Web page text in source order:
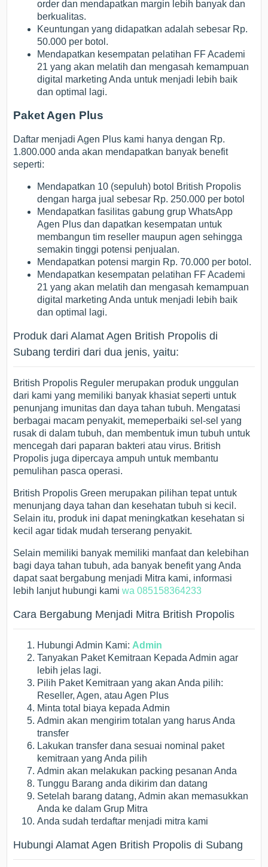
order dan mendapatkan margin lebih banyak dan
berkualitas.
Keuntungan yang didapatkan adalah sebesar Rp.
50.000 per botol.
Mendapatkan kesempatan pelatihan FF Academi
21 yang akan melatih dan mengasah kemampuan
digital marketing Anda untuk menjadi lebih baik
dan optimal lagi.
Paket Agen Plus
Daftar menjadi Agen Plus kami hanya dengan Rp.
1.800.000 anda akan mendapatkan banyak benefit
seperti:
Mendapatkan 10 (sepuluh) botol British Propolis
dengan harga jual sebesar Rp. 250.000 per botol
Mendapatkan fasilitas gabung grup WhatsApp
Agen Plus dan dapatkan kesempatan untuk
membangun tim reseller maupun agen sehingga
semakin tinggi potensi penjualan.
Mendapatkan potensi margin Rp. 70.000 per botol.
Mendapatkan kesempatan pelatihan FF Academi
21 yang akan melatih dan mengasah kemampuan
digital marketing Anda untuk menjadi lebih baik
dan optimal lagi.
Produk dari Alamat Agen British Propolis di
Subang terdiri dari dua jenis, yaitu:
British Propolis Reguler merupakan produk unggulan
dari kami yang memiliki banyak khasiat seperti untuk
penunjang imunitas dan daya tahan tubuh. Mengatasi
berbagai macam penyakit, memeperbaiki sel-sel yang
rusak di dalam tubuh, dan membentuk imun tubuh untuk
mencegah dari paparan bakteri atau virus. British
Propolis juga dipercaya ampuh untuk membantu
pemulihan pasca operasi.
British Propolis Green merupakan pilihan tepat untuk
menunjang daya tahan dan kesehatan tubuh si kecil.
Selain itu, produk ini dapat meningkatkan kesehatan si
kecil agar tidak mudah terserang penyakit.
Selain memiliki banyak memiliki manfaat dan kelebihan
bagi daya tahan tubuh, ada banyak benefit yang Anda
dapat saat bergabung menjadi Mitra kami, informasi
lebih lanjut hubungi kamiwa 085158364233
Cara Bergabung Menjadi Mitra British Propolis
Hubungi Admin Kami: Admin
Tanyakan Paket Kemitraan Kepada Admin agar
lebih jelas lagi.
Pilih Paket Kemitraan yang akan Anda pilih:
Reseller, Agen, atau Agen Plus
Minta total biaya kepada Admin
Admin akan mengirim totalan yang harus Anda
transfer
Lakukan transfer dana sesuai nominal paket
kemitraan yang Anda pilih
Admin akan melakukan packing pesanan Anda
Tunggu Barang anda dikirim dan datang
Setelah barang datang, Admin akan memasukkan
Anda ke dalam Grup Mitra
Anda sudah terdaftar menjadi mitra kami
Hubungi Alamat Agen British Propolis di Subang